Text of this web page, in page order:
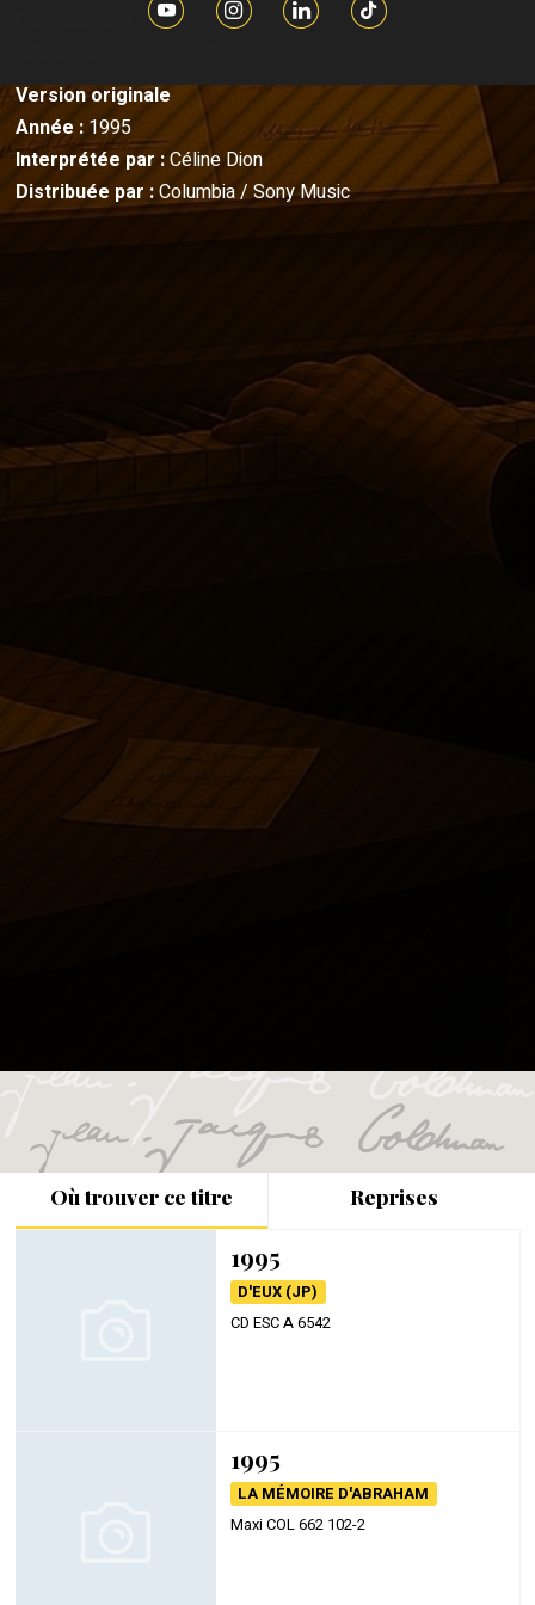
Jean-Jacques Goldman
Version originale
Année :1995
Interprétée par :Céline Dion
Distribuée par :Columbia / Sony Music
Où trouver ce titre Reprises
1995
D'EUX (JP)
CD ESC A 6542
1995
LA MÉMOIRE D'ABRAHAM
Maxi COL 662 102-2